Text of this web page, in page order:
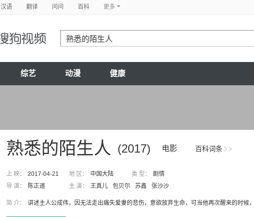
汉语 翻译 问问 百科 更多
综艺 动漫 健康
百科词条
(2017) 电影
熟悉的陌生人
上 映： 2017-04-21 地 区： 中国大陆 类 型：
剧情
导 演：
陈正道 主 演： 王真儿 包贝尔 苏鑫 张沙沙
简 介： 讲述主人公成伟，因无法走出痛失爱妻的悲伤，意欲放弃生命，可当他再次醒来的时候